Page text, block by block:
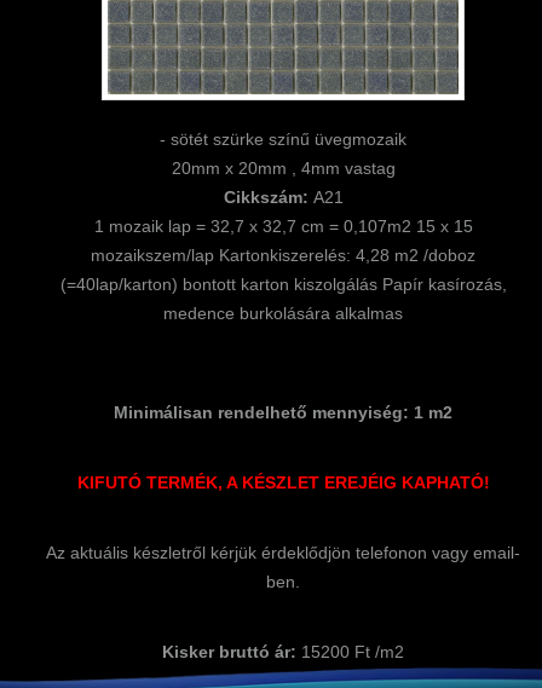
- sötét szürke színű üvegmozaik
20mm x 20mm , 4mm vastag
Cikkszám: A21
1 mozaik lap = 32,7 x 32,7 cm = 0,107m2 15 x 15
mozaikszem/lap Kartonkiszerelés: 4,28 m2 /doboz
(=40lap/karton) bontott karton kiszolgálás Papír kasírozás,
medence burkolására alkalmas
Minimálisan rendelhető mennyiség: 1 m2
KIFUTÓ TERMÉK, A KÉSZLET EREJÉIG KAPHATÓ!
Az aktuális készletről kérjük érdeklődjön telefonon vagy email-
ben.
Kisker bruttó ár: 15200 Ft /m2